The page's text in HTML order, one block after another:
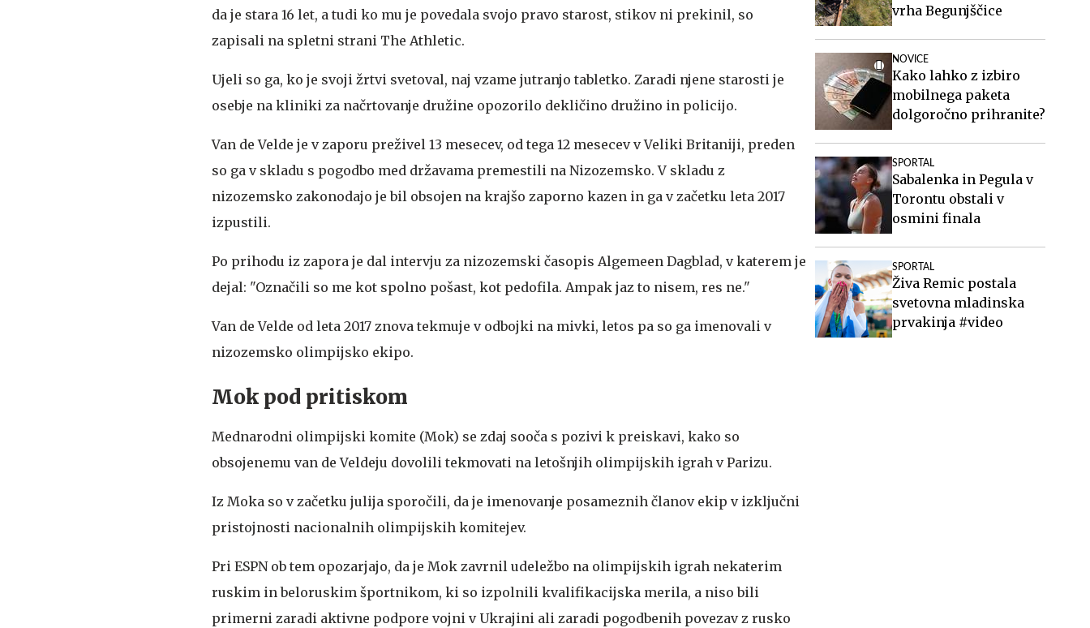
da je stara 16 let, a tudi ko mu je povedala svojo pravo starost, stikov ni prekinil, so
zapisali na spletni strani The Athletic.
Ujeli so ga, ko je svoji žrtvi svetoval, naj vzame jutranjo tabletko. Zaradi njene starosti je
osebje na kliniki za načrtovanje družine opozorilo dekličino družino in policijo.
Van de Velde je v zaporu preživel 13 mesecev, od tega 12 mesecev v Veliki Britaniji, preden
so ga v skladu s pogodbo med državama premestili na Nizozemsko. V skladu z
nizozemsko zakonodajo je bil obsojen na krajšo zaporno kazen in ga v začetku leta 2017
izpustili.
Po prihodu iz zapora je dal intervju za nizozemski časopis Algemeen Dagblad, v katerem je
dejal: "Označili so me kot spolno pošast, kot pedofila. Ampak jaz to nisem, res ne."
Van de Velde od leta 2017 znova tekmuje v odbojki na mivki, letos pa so ga imenovali v
nizozemsko olimpijsko ekipo.
Mok pod pritiskom
Mednarodni olimpijski komite (Mok) se zdaj sooča s pozivi k preiskavi, kako so
obsojenemu van de Veldeju dovolili tekmovati na letošnjih olimpijskih igrah v Parizu.
Iz Moka so v začetku julija sporočili, da je imenovanje posameznih članov ekip v izključni
pristojnosti nacionalnih olimpijskih komitejev.
Pri ESPN ob tem opozarjajo, da je Mok zavrnil udeležbo na olimpijskih igrah nekaterim
ruskim in beloruskim športnikom, ki so izpolnili kvalifikacijska merila, a niso bili
primerni zaradi aktivne podpore vojni v Ukrajini ali zaradi pogodbenih povezav z rusko
vrha Begunjščice
NOVICE
Kako lahko z izbiro
mobilnega paketa
dolgoročno prihranite?
SPORTAL
Sabalenka in Pegula v
Torontu obstali v
osmini finala
SPORTAL
Živa Remic postala
svetovna mladinska
prvakinja #video